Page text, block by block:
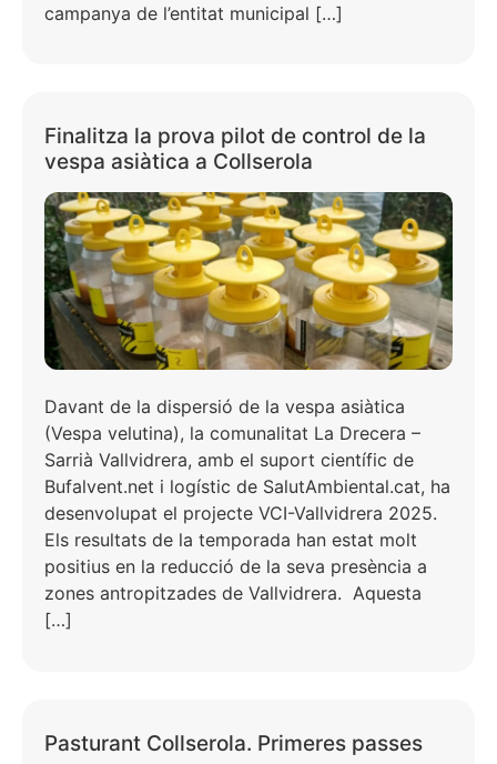
campanya de l’entitat municipal […]
Finalitza la prova pilot de control de la
vespa asiàtica a Collserola
Davant de la dispersió de la vespa asiàtica
(Vespa velutina), la comunalitat La Drecera –
Sarrià Vallvidrera, amb el suport científic de
Bufalvent.net i logístic de SalutAmbiental.cat, ha
desenvolupat el projecte VCI-Vallvidrera 2025.
Els resultats de la temporada han estat molt
positius en la reducció de la seva presència a
zones antropitzades de Vallvidrera. Aquesta
[…]
Pasturant Collserola. Primeres passes